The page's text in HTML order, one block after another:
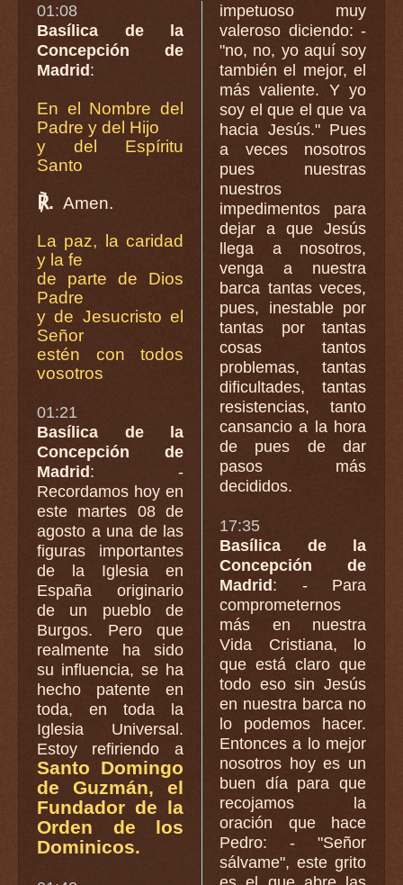
01:08
Basílica de la
Concepción de
Madrid:
En el Nombre del
Padre y del Hijo
y del Espíritu
Santo
℟. Amen.
La paz, la caridad
y la fe
de parte de Dios
Padre
y de Jesucristo el
Señor
estén con todos
vosotros
01:21
Basílica de la
Concepción de
Madrid: -
Recordamos hoy en
este martes 08 de
agosto a una de las
figuras importantes
de la Iglesia en
España originario
de un pueblo de
Burgos. Pero que
realmente ha sido
su influencia, se ha
hecho patente en
toda, en toda la
Iglesia Universal.
Estoy refiriendo a
Santo Domingo
de Guzmán, el
Fundador de la
Orden de los
Dominicos.
impetuoso muy
valeroso diciendo: -
"no, no, yo aquí soy
también el mejor, el
más valiente. Y yo
soy el que el que va
hacia Jesús." Pues
a veces nosotros
pues nuestras
nuestros
impedimentos para
dejar a que Jesús
llega a nosotros,
venga a nuestra
barca tantas veces,
pues, inestable por
tantas por tantas
cosas tantos
problemas, tantas
dificultades, tantas
resistencias, tanto
cansancio a la hora
de pues de dar
pasos más
decididos.
17:35
Basílica de la
Concepción de
Madrid: - Para
comprometernos
más en nuestra
Vida Cristiana, lo
que está claro que
todo eso sin Jesús
en nuestra barca no
lo podemos hacer.
Entonces a lo mejor
nosotros hoy es un
buen día para que
recojamos la
oración que hace
Pedro: - "Señor
sálvame", este grito